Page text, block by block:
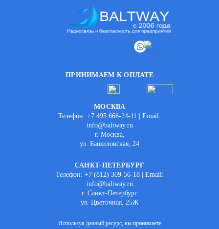
ПРИНИМАЕМ К ОПЛАТЕ
МОСКВА
Телефон: +7 495 666-24-11 | Email:
info@baltway.ru
г. Москва,
ул. Башиловская, 24
САНКТ-ПЕТЕРБУРГ
Телефон: +7 (812) 309-56-18 | Email:
info@baltway.ru
г. Санкт-Петербург
ул. Цветочная, 25Ж
Используя данный ресурс, вы принимаете